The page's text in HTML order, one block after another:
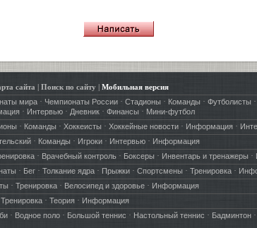
сайта Поиск по сайту| Мобильная версия
мира· Чемпионаты России· Стадионы· Команды · Футболисты ·
· Интервью· Дневник· Финансы · Мини-футбол
· Команды· Хоккеисты · Хоккейные новости· Информация·
· Команды · Игроки· Интервью· Информация
· Врачебный контроль· Боксеры · Инвентарь и тренажеры ·
· Бег· Толкание ядра· Прыжки· Спортсмены · Тренировка·
· Тренировка· Велосипед и здоровье· Информация
Тренировка· Теория· Информация
· Водное поло· Большой теннис · Настольный теннис · Бадминтон·